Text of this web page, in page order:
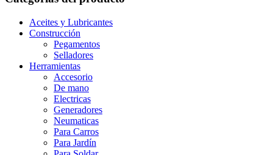
Aceites y Lubricantes
Construcción
Pegamentos
Selladores
Herramientas
Accesorio
De mano
Electricas
Generadores
Neumaticas
Para Carros
Para Jardín